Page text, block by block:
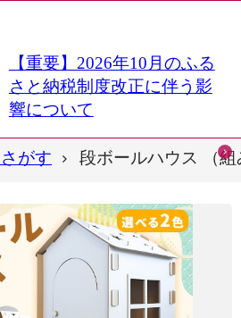
【重要】2026年10月のふる
さと納税制度改正に伴う影
響について
がす 段ボールハウス （